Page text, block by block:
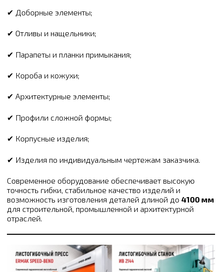
✔ Доборные элементы;
✔ Отливы и нащельники;
✔ Парапеты и планки примыкания;
✔ Короба и кожухи;
✔ Архитектурные элементы;
✔ Профили сложной формы;
✔ Корпусные изделия;
✔ Изделия по индивидуальным чертежам заказчика.
Современное оборудование обеспечивает высокую
точность гибки, стабильное качество изделий и
возможность изготовления деталей длиной до 4100 мм
для строительной, промышленной и архитектурной
отраслей.